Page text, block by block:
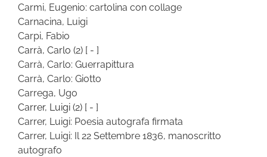
Carmi, Eugenio: cartolina con collage
Carnacina, Luigi
Carpi, Fabio
Carrà, Carlo (2) [ - ]
Carrà, Carlo: Guerrapittura
Carrà, Carlo: Giotto
Carrega, Ugo
Carrer, Luigi (2) [ - ]
Carrer, Luigi: Poesia autografa firmata
Carrer, Luigi: Il 22 Settembre 1836, manoscritto
autografo